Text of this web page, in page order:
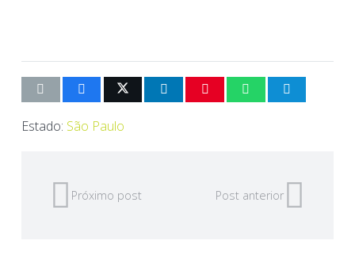
Estado: São Paulo
Próximo post Post anterior